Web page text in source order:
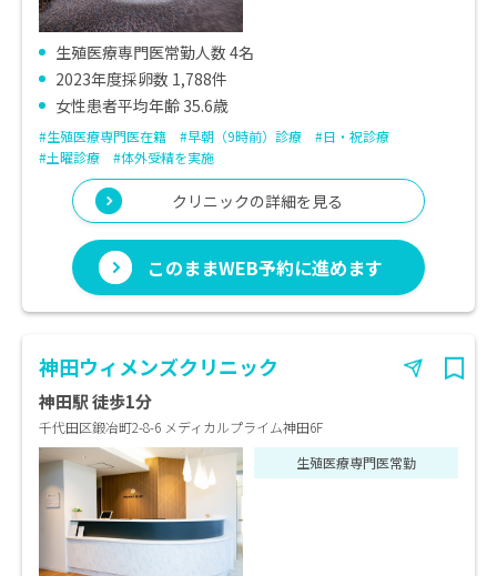
生殖医療専門医常勤人数 4名
2023年度採卵数 1,788件
女性患者平均年齢 35.6歳
#生殖医療専門医在籍 #早朝（9時前）診療
#日・祝診療
#土曜診療
#体外受精を実施
クリニックの詳細を見る
このままWEB予約に進めます
神田ウィメンズクリニック
神田駅 徒歩1分
千代田区鍛冶町2-8-6 メディカルプライム神田6F
生殖医療専門医常勤